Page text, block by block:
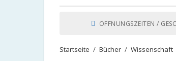
ÖFFNUNGSZEITEN /
Startseite Bücher Wissenschaft